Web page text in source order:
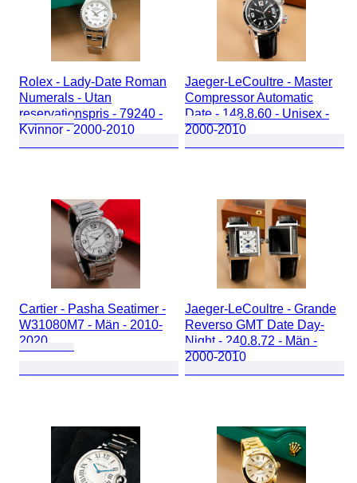
Rolex - Lady-Date Roman
Numerals - Utan
reservationspris - 79240 -
Kvinnor - 2000-2010
Jaeger-LeCoultre - Master
Compressor Automatic
Date - 148.8.60 - Unisex -
2000-2010
Cartier - Pasha Seatimer -
W31080M7 - Män - 2010-
2020
Jaeger-LeCoultre - Grande
Reverso GMT Date Day-
Night - 240.8.72 - Män -
2000-2010